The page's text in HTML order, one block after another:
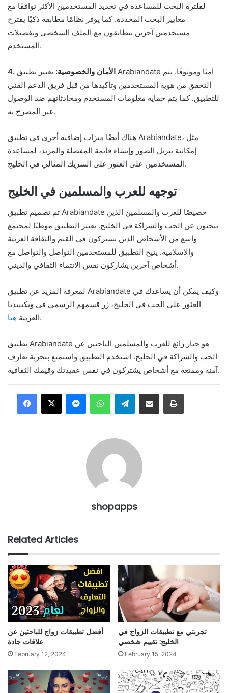
لفلترة البحث للمساعدة في تحديد المستخدمين الأكثر توافقًا مع
معايير البحث المحددة. كما يوفر نظامًا مطابقة ذكيًا يقترح
مستخدمين آخرين يتطابقون مع الملف الشخصي وتفضيلات
المستخدم.
4. الأمان والخصوصية: يعتبر تطبيق Arabiandate آمنًا وموثوقًا. يتم
التحقق من هوية المستخدمين وتأكيدها من قبل فريق الدعم الفني
للتطبيق. كما يتم حماية معلومات المستخدم ومحادثاتهم ضد الوصول
غير المصرح به.
هناك أيضًا ميزات إضافية أخرى في تطبيق Arabiandate، مثل
إمكانية تنزيل الصور وإنشاء قائمة المفضلة والمزيد، لمساعدة
المستخدمين على العثور على الشريك المثالي في الخليج.
توجهه للعرب والمسلمين في الخليج
تم تصميم تطبيق Arabiandate خصيصًا للعرب والمسلمين الذين
يبحثون عن الحب والشراكة في الخليج. يعتبر التطبيق موطنًا لمجتمع
واسع من الأشخاص الذين يشتركون في القيم والثقافة العربية
والإسلامية. يتيح التطبيق للمستخدمين التواصل والتواصل مع
أشخاص آخرين يشاركون نفس الانتماء الثقافي والديني.
لمعرفة المزيد عن تطبيق Arabiandate وكيف يمكن أن يساعدك في
العثور على الحب في الخليج، زر قسمهم الرسمي في ويكيبيديا
العربية هنا .
تطبيق Arabiandate هو خيار رائع للعرب والمسلمين الباحثين عن
الحب والشراكة في الخليج. استخدم التطبيق واستمتع بتجربة تعارف
آمنة وممتعة مع أشخاص يشتركون في نفس عقيدتك وقيمك الثقافية.
MessengerWhatsAppTelegramShare via Email Print
shopapps
Related Articles
أفضل تطبيقات زواج للباحثين عن
علاقات جادة
February 12, 2024
تجربتي مع تطبيقات الزواج في
الخليج: تقييم شخصي
February 15, 2024